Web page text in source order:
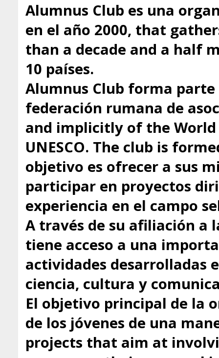
Alumnus Club es una
en el año 2000, that
than a decade and a half
10 países.
Alumnus Club forma parte
federación rumana de
and implicitly of the
UNESCO. The club is
objetivo es ofrecer a sus
participar en proyectos
experiencia en el campo
A través de su afiliación a
tiene acceso a una
actividades desarrolladas
ciencia, cultura y
El objetivo principal de la
de los jóvenes de una
projects that aim at